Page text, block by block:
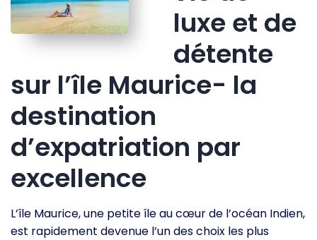
luxe et de
détente
sur l’île Maurice- la
destination
d’expatriation par
excellence
L’île Maurice, une petite île au cœur de l’océan Indien,
est rapidement devenue l’un des choix les plus